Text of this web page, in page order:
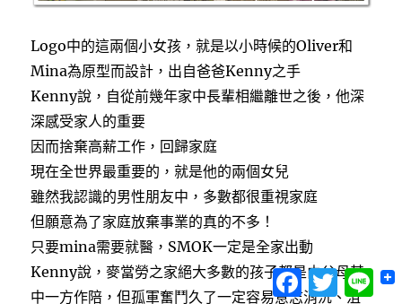
Logo中的這兩個小女孩，就是以小時候的Oliver和
Mina為原型而設計，出自爸爸Kenny之手
Kenny說，自從前幾年家中長輩相繼離世之後，他深
深感受家人的重要
因而捨棄高薪工作，回歸家庭
現在全世界最重要的，就是他的兩個女兒
雖然我認識的男性朋友中，多數都很重視家庭
但願意為了家庭放棄事業的真的不多！
只要mina需要就醫，SMOK一定是全家出動
Kenny說，麥當勞之家絕大多數的孩子都是由父母其
中一方作陪，但孤軍奮鬥久了一定容易意志消沉、沮
Facebook
Twitter